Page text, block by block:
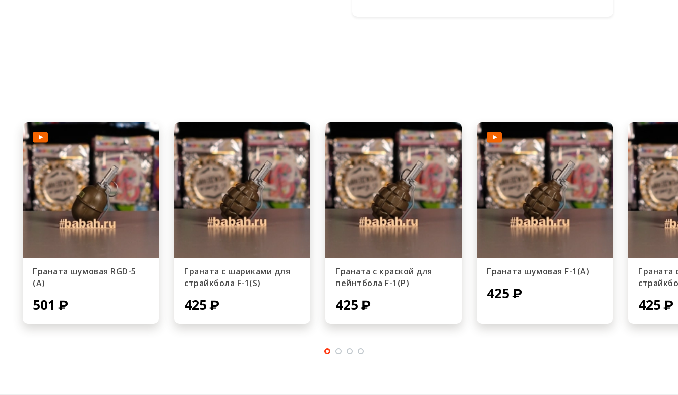
Граната шумовая RGD-5
(А)
501
Граната с шариками для
страйкбола F-1(S)
425
Граната с краской для
пейнтбола F-1(P)
425
Граната шумовая F-1(А)
425
Граната
425